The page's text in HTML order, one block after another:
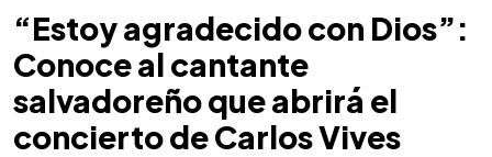
“Estoy agradecido con Dios”:
Conoce al cantante
salvadoreño que abrirá el
concierto de Carlos Vives